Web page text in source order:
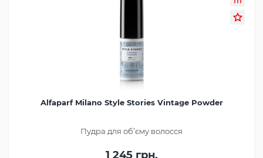
Alfaparf Milano Style Stories Vintage Powder
Пудра для об’єму волосся
1 245 грн.